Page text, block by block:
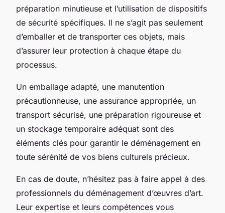
préparation minutieuse et l’utilisation de dispositifs
de sécurité spécifiques. Il ne s’agit pas seulement
d’emballer et de transporter ces objets, mais
d’assurer leur protection à chaque étape du
processus.
Un emballage adapté, une manutention
précautionneuse, une assurance appropriée, un
transport sécurisé, une préparation rigoureuse et
un stockage temporaire adéquat sont des
éléments clés pour garantir le déménagement en
toute sérénité de vos biens culturels précieux.
En cas de doute, n’hésitez pas à faire appel à des
professionnels du déménagement d’œuvres d’art.
Leur expertise et leurs compétences vous